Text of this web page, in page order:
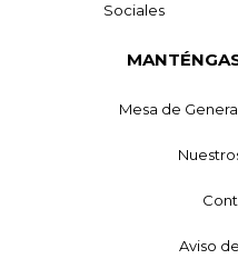
Sociales
Mesa de
Aviso